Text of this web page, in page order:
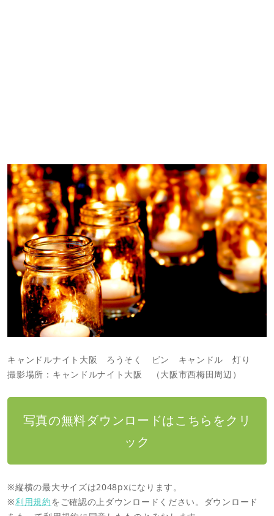
キャンドルナイト大阪 ろうそく ビン キャンドル 灯り
撮影場所：キャンドルナイト大阪 （大阪市西梅田周辺）
写真の無料ダウンロードはこちらをクリ
ック
※縦横の最大サイズは2048pxになります。
※利用規約をご確認の上ダウンロードください。ダウンロード